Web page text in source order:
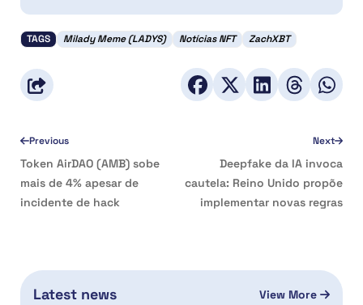
TAGS Milady Meme (LADYS) Notícias NFT ZachXBT
Previous
Token AirDAO (AMB) sobe
mais de 4% apesar de
incidente de hack
Next
Deepfake da IA invoca
cautela: Reino Unido propõe
implementar novas regras
Latest news View More